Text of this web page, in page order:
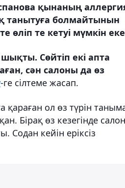
қынаның
танытуға болмайтынын
өліп те кетуі мүмкін
Сөйтіп екі апта
сән салоны да өз
-ге сілтеме жасап.
қараған ол өз түрін
Бірақ өз кезегінде салон
кейін еріксіз